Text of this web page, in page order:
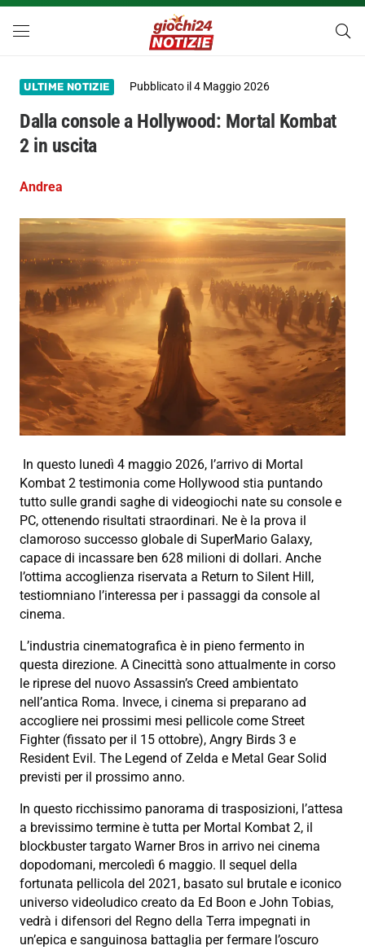
ULTIME NOTIZIE Pubblicato il4 Maggio 2026
Dalla console a Hollywood: Mortal Kombat
2 in uscita
Andrea
In questo lunedì 4 maggio 2026, l’arrivo di Mortal
Kombat 2 testimonia come Hollywood stia puntando
tutto sulle grandi saghe di videogiochi nate su console e
PC, ottenendo risultati straordinari. Ne è la prova il
clamoroso successo globale di SuperMario Galaxy,
capace di incassare ben 628 milioni di dollari. Anche
l’ottima accoglienza riservata a Return to Silent Hill,
testiomniano l’interessa per i passaggi da console al
cinema.
L’industria cinematografica è in pieno fermento in
questa direzione. A Cinecittà sono attualmente in corso
le riprese del nuovo Assassin’s Creed ambientato
nell’antica Roma. Invece, i cinema si preparano ad
accogliere nei prossimi mesi pellicole come Street
Fighter (fissato per il 15 ottobre), Angry Birds 3 e
Resident Evil. The Legend of Zelda e Metal Gear Solid
previsti per il prossimo anno.
In questo ricchissimo panorama di trasposizioni, l’attesa
a brevissimo termine è tutta per Mortal Kombat 2, il
blockbuster targato Warner Bros in arrivo nei cinema
dopodomani, mercoledì 6 maggio. Il sequel della
fortunata pellicola del 2021, basato sul brutale e iconico
universo videoludico creato da Ed Boon e John Tobias,
vedrà i difensori del Regno della Terra impegnati in
un’epica e sanguinosa battaglia per fermare l’oscuro